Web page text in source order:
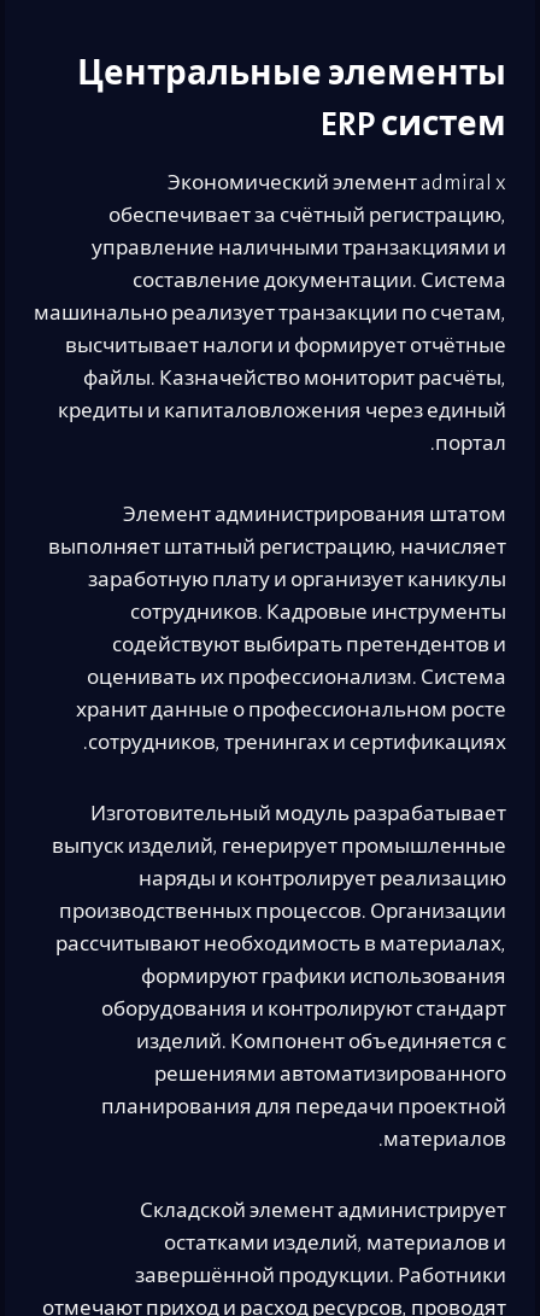
Центральные элементы
ERP систем
Экономический элемент admiral x
обеспечивает за счётный регистрацию,
управление наличными транзакциями и
составление документации. Система
машинально реализует транзакции по счетам,
высчитывает налоги и формирует отчётные
файлы. Казначейство мониторит расчёты,
кредиты и капиталовложения через единый
портал.
Элемент администрирования штатом
выполняет штатный регистрацию, начисляет
заработную плату и организует каникулы
сотрудников. Кадровые инструменты
содействуют выбирать претендентов и
оценивать их профессионализм. Система
хранит данные о профессиональном росте
сотрудников, тренингах и сертификациях.
Изготовительный модуль разрабатывает
выпуск изделий, генерирует промышленные
наряды и контролирует реализацию
производственных процессов. Организации
рассчитывают необходимость в материалах,
формируют графики использования
оборудования и контролируют стандарт
изделий. Компонент объединяется с
решениями автоматизированного
планирования для передачи проектной
материалов.
Складской элемент администрирует
остатками изделий, материалов и
завершённой продукции. Работники
отмечают приход и расход ресурсов, проводят